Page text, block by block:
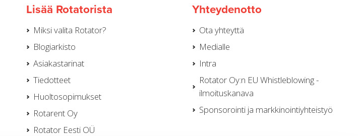
Lisää Rotatorista
Miksi valita Rotator?
Blogiarkisto
Asiakastarinat
Tiedotteet
Huoltosopimukset
Rotarent Oy
Rotator Eesti OÜ
Yhteydenotto
Ota yhteyttä
Medialle
Intra
Rotator Oy:n EU Whistleblowing -
ilmoituskanava
Sponsorointi ja markkinointiyhteistyö